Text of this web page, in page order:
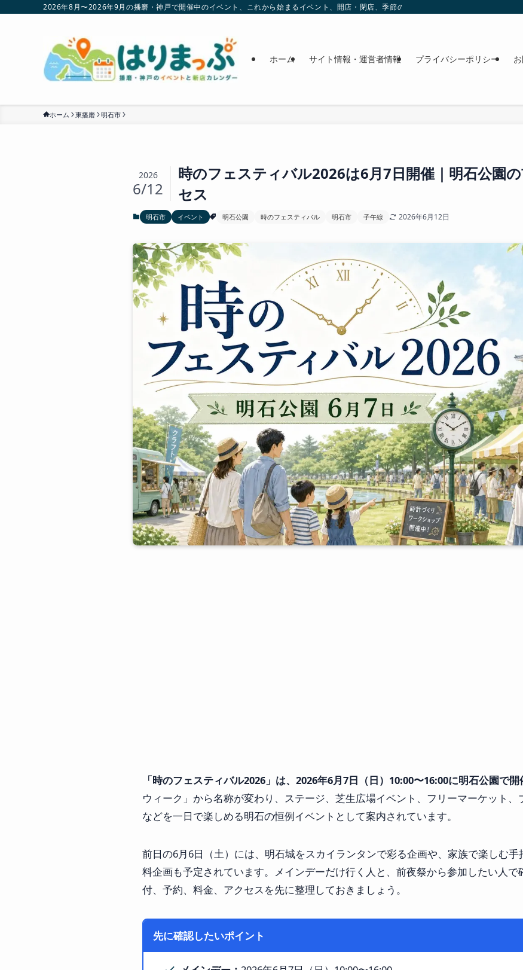
2026年8月〜2026年9月の播磨・神戸で開催中のイベント、これから始まるイベント、開店・閉店、季節の花、週末のおでかけ情報を日程順
ホーム サイト情報・運営者情報 プライバシーポリシー
ホーム 東播磨 明石市
時のフェスティバル2026は6月7日開催｜明石公園
セス
2026
6/12
明石市 イベント 明石公園 時のフェスティバル 明石市 子午線 2026年6月12日
「時のフェスティバル2026」は、2026年6月7日（日）10:00〜16:00に明石公園で開
ウィーク」から名称が変わり、ステージ、芝生広場イベント、フリーマーケット
などを一日で楽しめる明石の恒例イベントとして案内されています。
前日の6月6日（土）には、明石城をスカイランタンで彩る企画や、家族で楽しむ
料企画も予定されています。メインデーだけ行く人と、前夜祭から参加したい人で
付、予約、料金、アクセスを先に整理しておきましょう。
先に確認したいポイント